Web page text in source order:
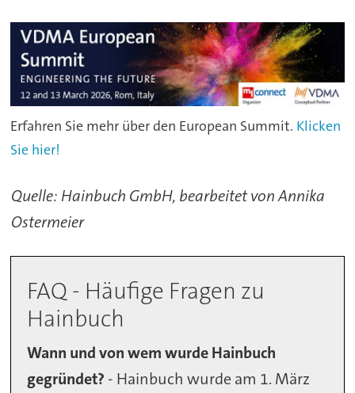
Erfahren Sie mehr über den European Summit. Klicken
Sie hier!
Quelle: Hainbuch GmbH, bearbeitet von Annika
Ostermeier
FAQ - Häufige Fragen zu
Hainbuch
Wann und von wem wurde Hainbuch
gegründet? - Hainbuch wurde am 1. März